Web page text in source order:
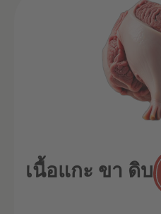
เนื้อแกะ ขา ดิบ